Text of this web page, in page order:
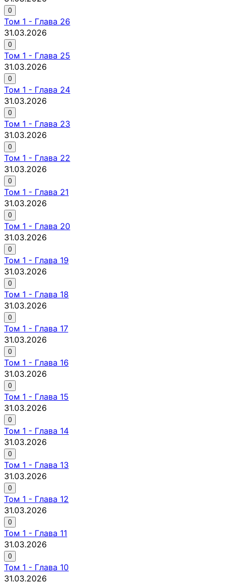
0
Том 1 - Глава 26
31.03.2026
0
Том 1 - Глава 25
31.03.2026
0
Том 1 - Глава 24
31.03.2026
0
Том 1 - Глава 23
31.03.2026
0
Том 1 - Глава 22
31.03.2026
0
Том 1 - Глава 21
31.03.2026
0
Том 1 - Глава 20
31.03.2026
0
Том 1 - Глава 19
31.03.2026
0
Том 1 - Глава 18
31.03.2026
0
Том 1 - Глава 17
31.03.2026
0
Том 1 - Глава 16
31.03.2026
0
Том 1 - Глава 15
31.03.2026
0
Том 1 - Глава 14
31.03.2026
0
Том 1 - Глава 13
31.03.2026
0
Том 1 - Глава 12
31.03.2026
0
Том 1 - Глава 11
31.03.2026
0
Том 1 - Глава 10
31.03.2026